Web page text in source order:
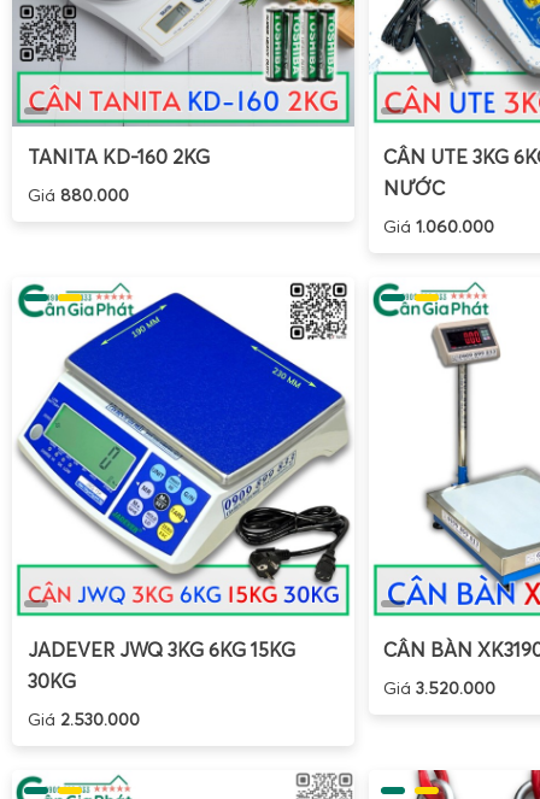
TANITA KD-160 2KG
Giá 880.000
CÂN UTE 3KG
NƯỚC
Giá1.060.000
JADEVER JWQ 3KG 6KG 15KG
30KG
Giá 2.530.000
CÂN BÀN
Giá3.520.000